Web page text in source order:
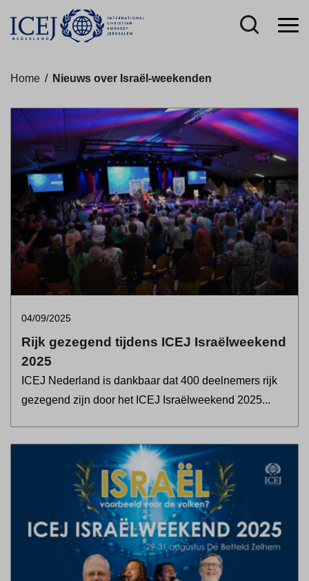
Home / Nieuws over Israël-weekenden
04/09/2025
Rijk gezegend tijdens ICEJ Israëlweekend
2025
ICEJ Nederland is dankbaar dat 400 deelnemers rijk
gezegend zijn door het ICEJ Israëlweekend 2025...